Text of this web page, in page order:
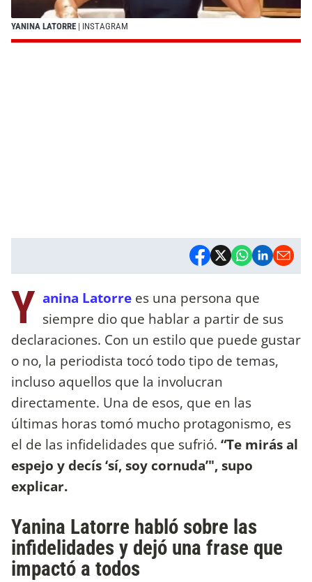
YANINA LATORRE | INSTAGRAM
Y anina Latorre es una persona que
siempre dio que hablar a partir de sus
declaraciones. Con un estilo que puede gustar
o no, la periodista tocó todo tipo de temas,
incluso aquellos que la involucran
directamente. Una de esos, que en las
últimas horas tomó mucho protagonismo, es
el de las infidelidades que sufrió. “Te mirás al
espejo y decís ‘sí, soy cornuda’", supo
explicar.
Yanina Latorre habló sobre las
infidelidades y dejó una frase que
impactó a todos